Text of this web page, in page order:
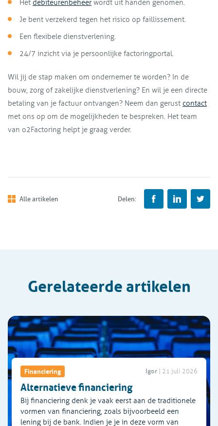
Het debiteurenbeheer wordt uit handen genomen.
Je bent verzekerd tegen het risico op faillissement.
Een flexibele dienstverlening.
24/7 inzicht via je persoonlijke factoringportal.
Wil jij de stap maken om ondernemer te worden? In de
bouw, zorg of zakelijke dienstverlening? En wil je een directe
betaling van je factuur ontvangen? Neem dan gerust contact
met ons op om de mogelijkheden te bespreken. Het team
van o2Factoring helpt je graag verder.
Alle artikelen Delen:
Gerelateerde artikelen
Financiering Igor 21 juli 2026
Alternatieve financiering
Bij financiering denk je vaak eerst aan de traditionele
vormen van financiering, zoals bijvoorbeeld een
lening bij de bank. Indien je je in deze vorm van